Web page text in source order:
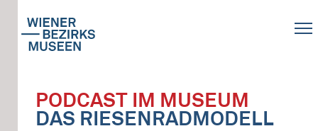
PODCAST IM MUSEUM
DAS RIESENRADMODELL